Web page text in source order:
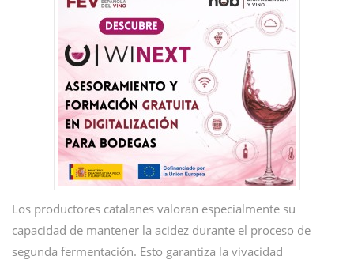
Los productores catalanes valoran especialmente su
capacidad de mantener la acidez durante el proceso de
segunda fermentación. Esto garantiza la vivacidad